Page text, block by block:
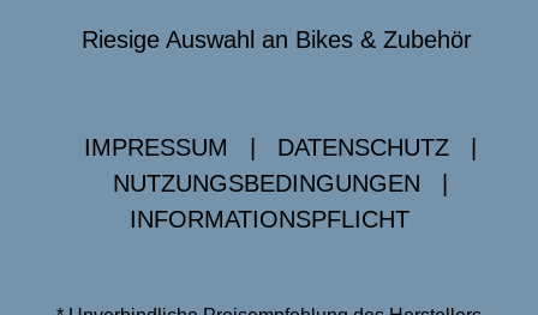
Riesige Auswahl an Bikes & Zubehör
IMPRESSUM DATENSCHUTZ
NUTZUNGSBEDINGUNGEN
INFORMATIONSPFLICHT